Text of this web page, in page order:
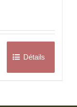
Détails